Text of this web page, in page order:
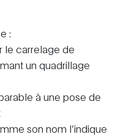
:
le carrelage de
un quadrillage
à une pose de
son nom l’indique